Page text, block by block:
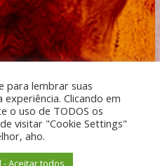
- Engenharia Espacial e
para lembrar suas
Clicando em
o uso de TODOS os
visitar "Cookie Settings"
aho.
- Aceitar todos